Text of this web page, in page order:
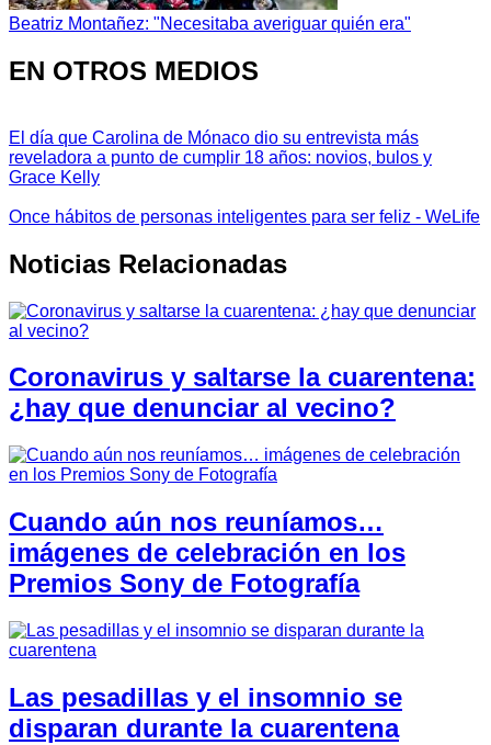
Beatriz Montañez: "Necesitaba averiguar quién era"
EN OTROS MEDIOS
El día que Carolina de Mónaco dio su entrevista más
reveladora a punto de cumplir 18 años: novios, bulos y
Grace Kelly
Once hábitos de personas inteligentes para ser feliz - WeLife
Noticias Relacionadas
Coronavirus y saltarse la cuarentena:
¿hay que denunciar al vecino?
Cuando aún nos reuníamos…
imágenes de celebración en los
Premios Sony de Fotografía
Las pesadillas y el insomnio se
disparan durante la cuarentena